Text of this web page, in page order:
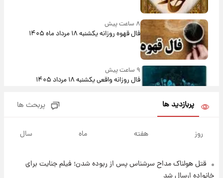
۸ ساعت پیش
فال قهوه روزانه یکشنبه ۱۸ مرداد ماه ۱۴۰۵
۹ ساعت پیش
فال روزانه واقعی یکشنبه ۱۸ مرداد ۱۴۰۵
جدول
۱۷ ساعت پیش
پربازدید ها پربحث ها
روز هفته ماه سال
قتل هولناک مداح سرشناس پس از ربوده شدن؛ فیلم جنایت برای